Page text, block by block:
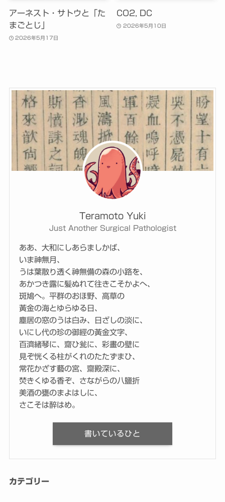
アーネスト・サトウと「た
まごとじ」
2026年5月17日
CO2, DC
2026年5月10日
Teramoto Yuki
Just Another Surgical Pathologist
ああ、大和にしあらましかば、
いま神無月、
うは葉散り透く神無備の森の小路を、
あかつき露に髪ぬれて往きこそかよへ、
斑鳩へ。平群のおほ野、高草の
黃金の海とゆらゆる日、
塵居の窓のうは白み、日ざしの淡に、
いにし代の珍の御經の黃金文字、
百濟緒琴に、齋ひ瓮に、彩畫の壁に
見ぞ恍くる柱がくれのたたずまひ、
常花かざす藝の宮、齋殿深に、
焚きくゆる香ぞ、さながらの八鹽折
美酒の甕のまよはしに、
さこそは醉はめ。
書いているひと
カテゴリー